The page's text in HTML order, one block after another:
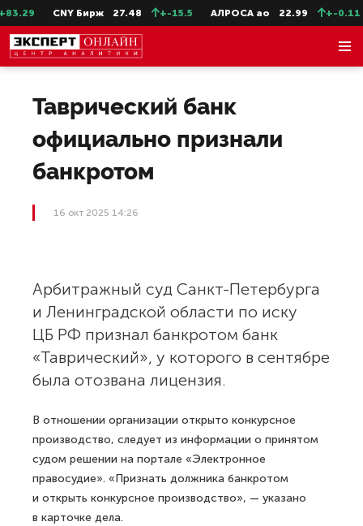
CNY Бирж 27.48 +-15.5 АЛРОСА ао 22.99 +-0.11
Таврический банк
официально признали
банкротом
16 окт 2025 14:26
Арбитражный суд Санкт-Петербурга
и Ленинградской области по иску
ЦБ РФ признал банкротом банк
«Таврический», у которого в сентябре
была отозвана лицензия.
В отношении организации открыто конкурсное
производство, следует из информации о принятом
судом решении на портале «Электронное
правосудие». «Признать должника банкротом
и открыть конкурсное производство», — указано
в карточке дела.